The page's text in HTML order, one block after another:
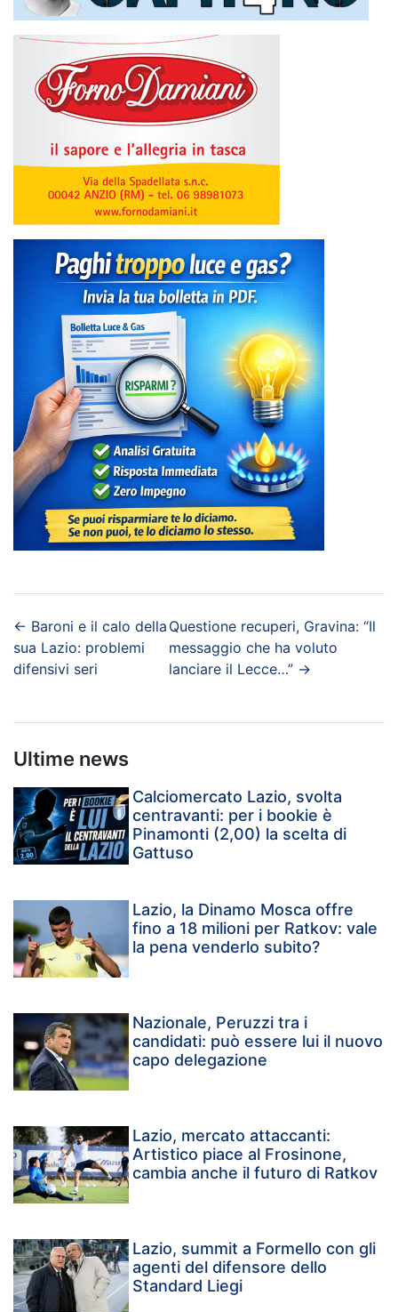
← Baroni e il calo della
sua Lazio: problemi
difensivi seri
Questione recuperi, Gravina: “Il
messaggio che ha voluto
lanciare il Lecce…”→
Ultime news
Calciomercato Lazio, svolta
centravanti: per i bookie è
Pinamonti (2,00) la scelta di
Gattuso
Lazio, la Dinamo Mosca offre
fino a 18 milioni per Ratkov: vale
la pena venderlo subito?
Nazionale, Peruzzi tra i
candidati: può essere lui il nuovo
capo delegazione
Lazio, mercato attaccanti:
Artistico piace al Frosinone,
cambia anche il futuro di Ratkov
Lazio, summit a Formello con gli
agenti del difensore dello
Standard Liegi